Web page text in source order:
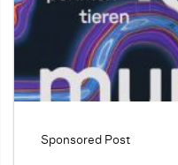
Sponsored Post